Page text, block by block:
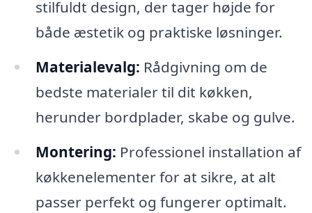
stilfuldt design, der tager højde for
både æstetik og praktiske løsninger.
Materialevalg: Rådgivning om de
bedste materialer til dit køkken,
herunder bordplader, skabe og gulve.
Montering: Professionel installation af
køkkenelementer for at sikre, at alt
passer perfekt og fungerer optimalt.